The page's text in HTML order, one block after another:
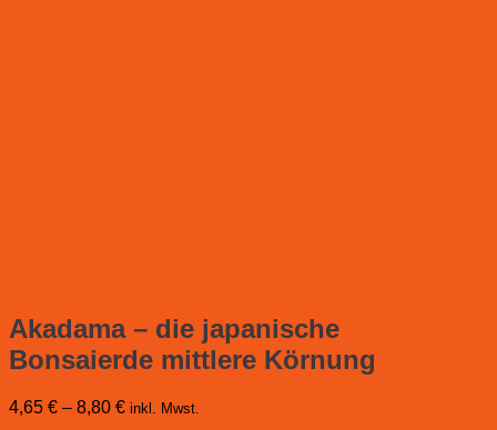
Akadama – die japanische
Bonsaierde mittlere Körnung
4,65 € – 8,80 € inkl. Mwst.